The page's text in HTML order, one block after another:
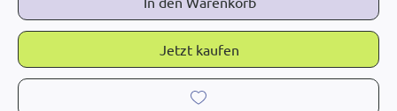
Jetzt kaufen